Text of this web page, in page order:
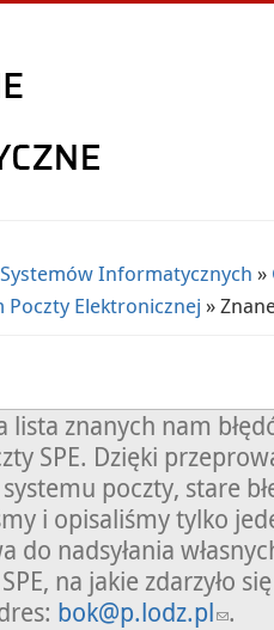
Systemów Informatycznych »
Poczty Elektronicznej »
lista znanych nam
SPE. Dzięki
poczty, stare
i opisaliśmy tylko
do nadsyłania
na jakie zdarzyło
bok@p.lodz.pl .